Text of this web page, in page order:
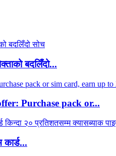
बदलिँदो...
Purchase pack or...